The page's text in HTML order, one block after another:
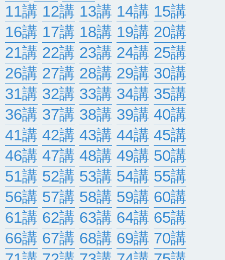
11講 12講 13講 14講 15講
16講 17講 18講 19講 20講
21講 22講 23講 24講 25講
26講 27講 28講 29講 30講
31講 32講 33講 34講 35講
36講 37講 38講 39講 40講
41講 42講 43講 44講 45講
46講 47講 48講 49講 50講
51講 52講 53講 54講 55講
56講 57講 58講 59講 60講
61講 62講 63講 64講 65講
66講 67講 68講 69講 70講